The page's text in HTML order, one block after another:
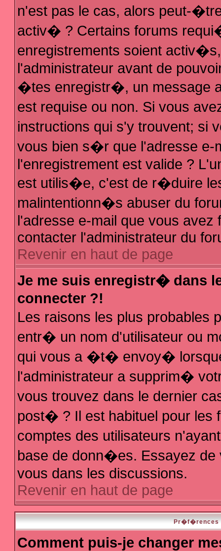
n'est pas le cas, alors peut-
activ� ? Certains forums
enregistrements soient
l'administrateur avant de
�tes enregistr�, un message
est requise ou non. Si vous
instructions qui s'y trouvent;
vous bien s�r que l'adresse e-
l'enregistrement est valide ?
est utilis�e, c'est de r�duire
malintentionn�s abuser du
l'adresse e-mail que vous
contacter l'administrateur du
Revenir en haut de page
Je me suis enregistr� dans
connecter ?!
Les raisons les plus probables
entr� un nom d'utilisateur ou
qui vous a �t� envoy�
l'administrateur a supprim�
vous trouvez dans le dernier
post� ? Il est habituel pour les
comptes des utilisateurs
base de donn�es. Essayez de
vous dans les discussions.
Revenir en haut de page
Pr�f�rences
Comment puis-je changer